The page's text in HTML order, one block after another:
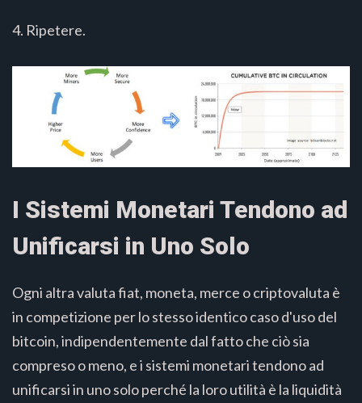
4. Ripetere.
I Sistemi Monetari Tendono ad
Unificarsi in Uno Solo
Ogni altra valuta fiat, moneta, merce o criptovaluta è
in competizione per lo stesso identico caso d'uso del
bitcoin, indipendentemente dal fatto che ciò sia
compreso o meno, e i sistemi monetari tendono ad
unificarsi in uno solo perché la loro utilità è la liquidità